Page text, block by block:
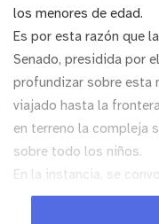
los menores de edad.
Es por esta razón que
Senado, presidida por
profundizar sobre esta
viajado hasta la
en terreno la compleja
sobre todo los niños.
En la instancia, se
representantes del